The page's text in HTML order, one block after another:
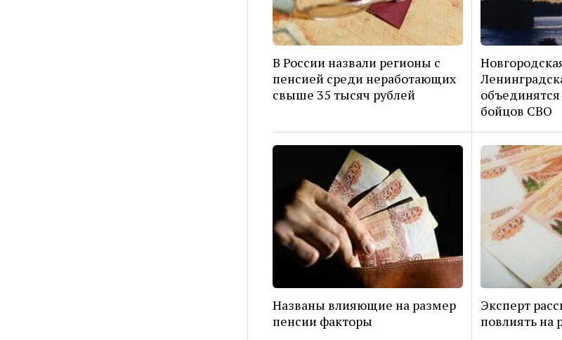
В России назвали регионы с
пенсией среди неработающих
свыше 35 тысяч рублей
бойцов СВО
Названы влияющие на размер
пенсии факторы
Эксперт
повлиять на